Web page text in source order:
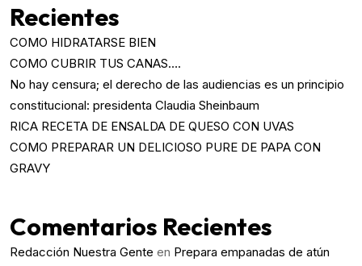
Recientes
COMO HIDRATARSE BIEN
COMO CUBRIR TUS CANAS….
No hay censura; el derecho de las audiencias es un principio
constitucional: presidenta Claudia Sheinbaum
RICA RECETA DE ENSALDA DE QUESO CON UVAS
COMO PREPARAR UN DELICIOSO PURE DE PAPA CON
GRAVY
Comentarios Recientes
Redacción Nuestra Gente en Prepara empanadas de atún